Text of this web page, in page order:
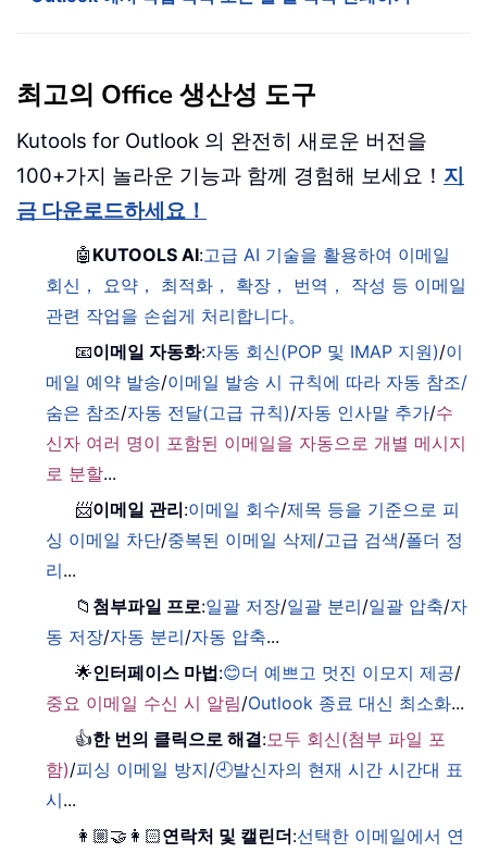
최고의 Office 생산성 도구
Kutools for Outlook 의 완전히 새로운 버전을
100+가지 놀라운 기능과 함께 경험해 보세요！ 지
금 다운로드하세요！
🤖 KUTOOLS AI:고급 AI 기술을 활용하여 이메일
회신， 요약， 최적화， 확장， 번역， 작성 등 이메일
관련 작업을 손쉽게 처리합니다。
📧이메일 자동화:자동 회신(POP 및 IMAP 지원)/이
메일 예약 발송/이메일 발송 시 규칙에 따라 자동 참조/
숨은 참조/자동 전달(고급 규칙)/자동 인사말 추가/수
신자 여러 명이 포함된 이메일을 자동으로 개별 메시지
로 분할...
📨이메일 관리:이메일 회수/제목 등을 기준으로 피
싱 이메일 차단/중복된 이메일 삭제/고급 검색/폴더 정
리...
📁 첨부파일 프로:일괄 저장/일괄 분리/일괄 압축/자
동 저장/자동 분리/자동 압축...
🌟인터페이스 마법:😊더 예쁘고 멋진 이모지 제공/
중요 이메일 수신 시 알림/Outlook 종료 대신 최소화...
👍한 번의 클릭으로 해결:모두 회신(첨부 파일 포
함)/피싱 이메일 방지/🕘발신자의 현재 시간 시간대 표
시...
👩🏼‍🤝‍👩🏻연락처 및 캘린더:선택한 이메일에서 연